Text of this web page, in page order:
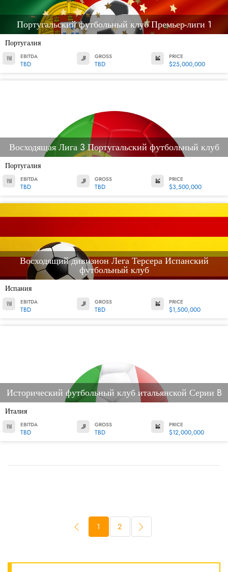
Португальский футбольный клуб Премьер-лиги 1
Португалия
EBITDA
TBD
GROSS
TBD
PRICE
$25,000,000
Восходящая Лига 3 Португальский футбольный клуб
Португалия
EBITDA
TBD
GROSS
TBD
PRICE
$3,500,000
Восходящий дивизион Лега Терсера Испанский
футбольный клуб
Испания
EBITDA
TBD
GROSS
TBD
PRICE
$1,500,000
Исторический футбольный клуб итальянской Серии B
Италия
EBITDA
TBD
GROSS
TBD
PRICE
$12,000,000
1 2